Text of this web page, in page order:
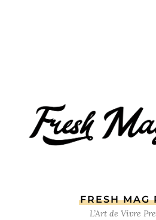
FRESH MAG
L’Art de Vivre